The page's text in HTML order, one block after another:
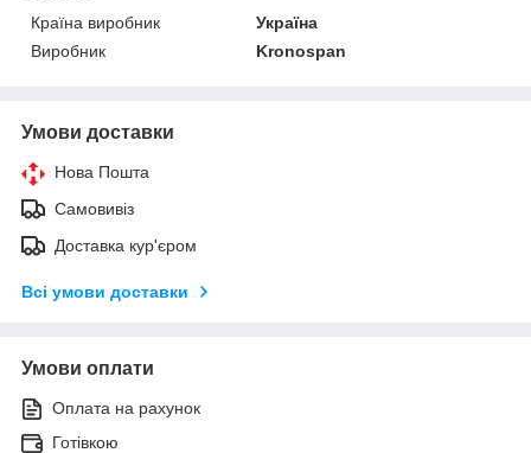
Країна виробник
Україна
Виробник
Kronospan
Умови доставки
Нова Пошта
Самовивіз
Доставка кур'єром
Всі умови доставки
Умови оплати
Оплата на рахунок
Готівкою